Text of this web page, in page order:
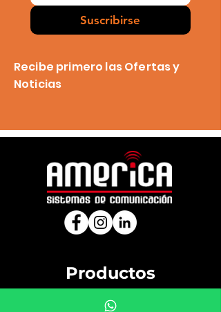
Suscribirse
Recibe primero las Ofertas y
Noticias
Productos
Handys